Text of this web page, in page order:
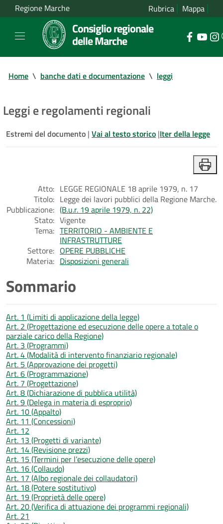
Regione Marche Rubrica Mappa
Consiglio regionale
delle Marche
Home \ banche dati e documentazione \ leggi
Leggi e regolamenti regionali
Estremi del documento | Vai al testo storico |Iter della legge
Atto: LEGGE REGIONALE 18 aprile 1979, n. 17
Titolo: Legge dei lavori pubblici della Regione Marche.
Pubblicazione: (B.u.r. 19 aprile 1979, n. 22)
Stato: Vigente
Tema: TERRITORIO - AMBIENTE E
INFRASTRUTTURE
Settore: OPERE PUBBLICHE
Materia: Disposizioni generali
Sommario
Art. 1 (Limiti di applicazione della legge)
Art. 2 (Progettazione ed esecuzione delle opere a totale o
parziale carico della Regione)
Art. 3 (Programmi)
Art. 4 (Modalità di intervento finanziario regionale)
Art. 5 (Approvazione dei progetti)
Art. 6 (Programmazione)
Art. 7 (Progettazione)
Art. 8 (Dichiarazione di pubblica utilità)
Art. 9 (Delega in materia di esproprio)
Art. 10 (Appalto)
Art. 11 (Concessioni)
Art. 12
Art. 13 (Progetti di variante)
Art. 14 (Revisione prezzi)
Art. 15 (Termini per l’esecuzione delle opere)
Art. 16 (Collaudo)
Art. 17 (Albo regionale dei collaudatori)
Art. 18 (Potere sostitutivo)
Art. 19 (Proprietà delle opere)
Art. 20 (Verifica di attuazione dei programmi regionali)
Art. 21